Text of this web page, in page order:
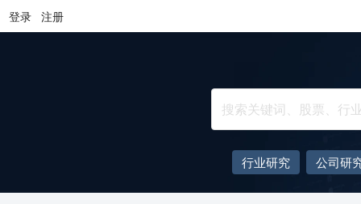
登录 注册
行业研究 公司研